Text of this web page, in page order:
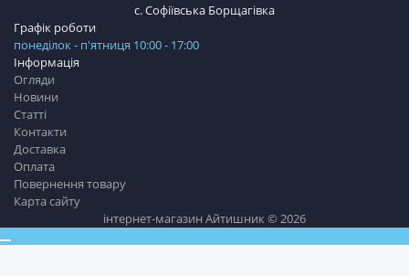
с. Софіївська Борщагівка
Інформація
Огляди
Новини
Статті
Контакти
Доставка
Оплата
Повернення товару
Карта сайту
Графік роботи
понеділок - п'ятниця 10:00 - 17:00
інтернет-магазин Айтишник © 2026